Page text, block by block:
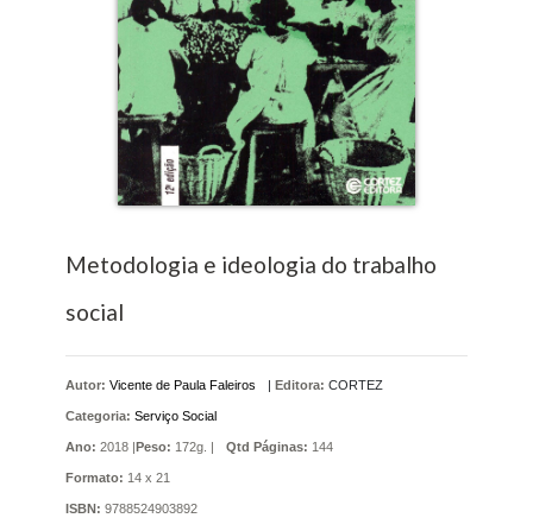
Metodologia e ideologia do trabalho
social
Autor: Vicente de Paula Faleiros | Editora: CORTEZ
Categoria: Serviço Social
Ano: 2018 |Peso: 172g. | Qtd Páginas: 144
Formato: 14 x 21
ISBN: 9788524903892